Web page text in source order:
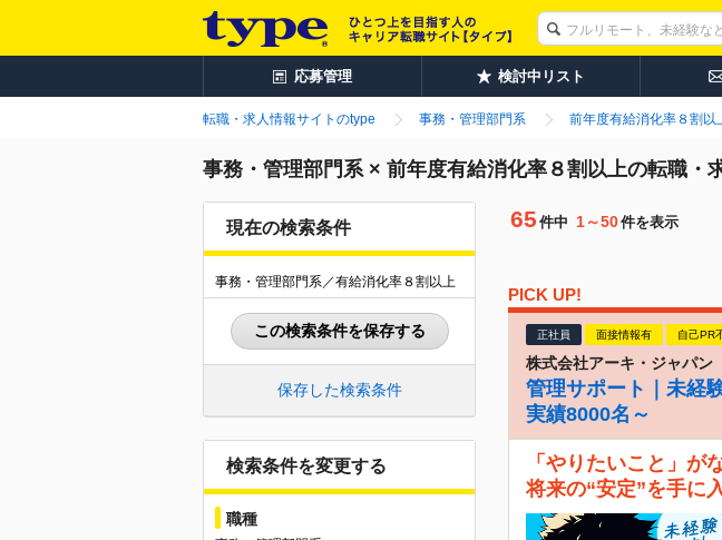
応募管理 検討中リスト
転職・求人情報サイトのtype 事務・管理部門系 前年度有給消化率８割以
事務・管理部門系 × 前年度有給消化率８割以上の転職・
現在の検索条件
事務・管理部門系／有給消化率８割以上
この検索条件を保存する
保存した検索条件
検索条件を変更する
職種
65 件中 1～50件を表示
PICK UP!
正社員 面接情報有 自己PR
株式会社アーキ・ジャパン
管理サポート｜未経
実績8000名～
「やりたいこと」が
将来の“安定”を手に